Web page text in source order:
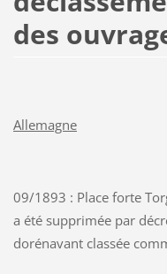
des
Allemagne
09/1893 : Place forte
a été supprimée par
dorénavant classée